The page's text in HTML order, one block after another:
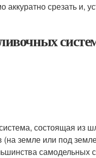
срезать и,
состоящая из
земле или под
самодельных